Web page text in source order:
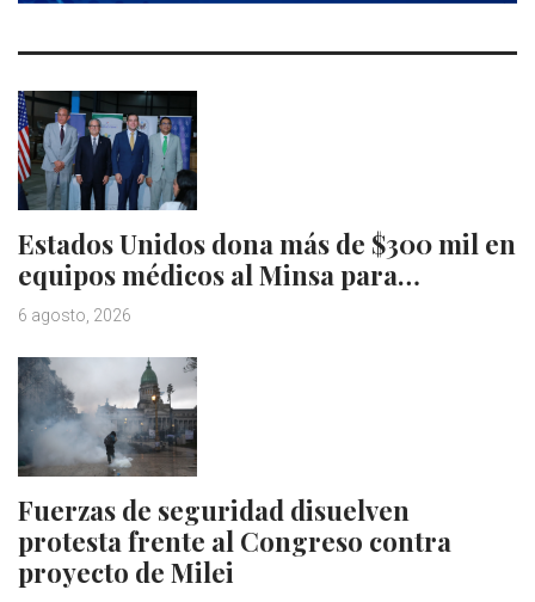
Estados Unidos dona más de $300 mil en
equipos médicos al Minsa para…
6 agosto, 2026
Fuerzas de seguridad disuelven
protesta frente al Congreso contra
proyecto de Milei